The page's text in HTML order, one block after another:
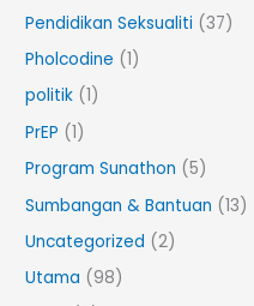
Pendidikan Seksualiti (37)
Pholcodine (1)
politik (1)
PrEP (1)
Program Sunathon (5)
Sumbangan & Bantuan (13)
Uncategorized (2)
Utama (98)